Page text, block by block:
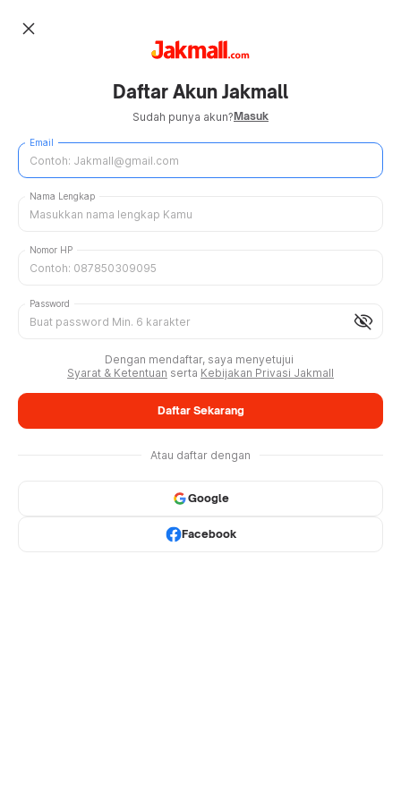
close
Daftar Akun Jakmall
Sudah punya akun?Masuk
Email
Nama Lengkap
Nomor HP
visibility_off
Password
Dengan mendaftar, saya menyetujui
Syarat & Ketentuan serta Kebijakan Privasi Jakmall
Daftar Sekarang
Atau daftar dengan
Google
Facebook